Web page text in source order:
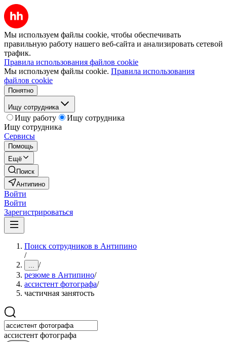
Мы используем файлы cookie, чтобы обеспечивать
правильную работу нашего веб-сайта и анализировать сетевой
трафик.
Правила использования файлов cookie
Мы используем файлы cookie. Правила использования
файлов cookie
Понятно
Ищу сотрудника
Ищу работу
Ищу сотрудника
Ищу сотрудника
Сервисы
Помощь
Ещё
Поиск
Антипино
Войти
Войти
Зарегистрироваться
Поиск сотрудников в Антипино
/
... /
резюме в Антипино/
ассистент фотографа/
частичная занятость
ассистент фотографа